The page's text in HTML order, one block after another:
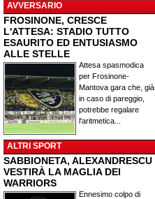
AVVERSARIO
FROSINONE, CRESCE
L'ATTESA: STADIO TUTTO
ESAURITO ED ENTUSIASMO
ALLE STELLE
Attesa spasmodica
per Frosinone-
Mantova gara che, già
in caso di pareggio,
potrebbe regalare
l'aritmetica...
ALTRI SPORT
SABBIONETA, ALEXANDRESCU
VESTIRÀ LA MAGLIA DEI
WARRIORS
Ennesimo colpo di